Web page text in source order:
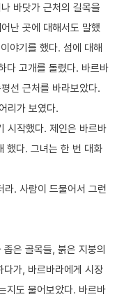
바닷가 근처의 길목을
난 곳에 대해서도 말했
야기를 했다. 섬에 대해
다 고개를 돌렸다. 바르바
선 근처를 바라보았다.
리가 보였다.
시작했다. 제인은 바르바
했다. 그녀는 한 번 대화
. 사람이 드물어서 그런
은 골목들, 붉은 지붕의
다가, 바르바라에게 시장
지도 물어보았다. 바르바